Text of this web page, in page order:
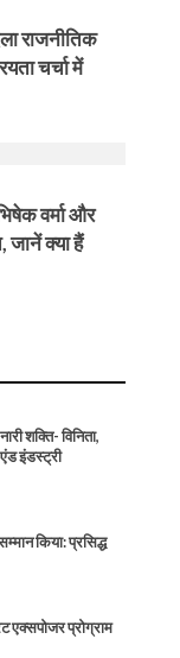
राजनीतिक
चर्चा में
वर्मा और
जानें क्या हैं
शक्ति- विनिता,
इंडस्ट्री
किया: प्रसिद्ध
एक्सपोजर प्रोग्राम